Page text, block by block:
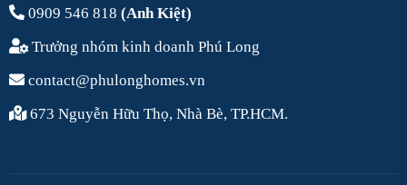
0909 546 818 (Anh Kiệt)
Trưởng nhóm kinh doanh Phú Long
contact@phulonghomes.vn
673 Nguyễn Hữu Thọ, Nhà Bè, TP.HCM.